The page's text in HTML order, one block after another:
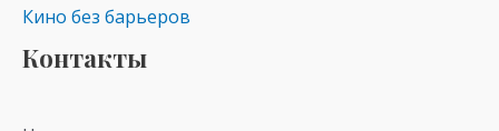
Кино без барьеров
Контакты